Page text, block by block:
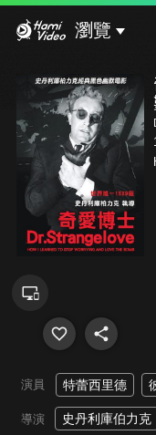
瀏覽
演員 特蕾西里德
導演 史丹利庫伯力克